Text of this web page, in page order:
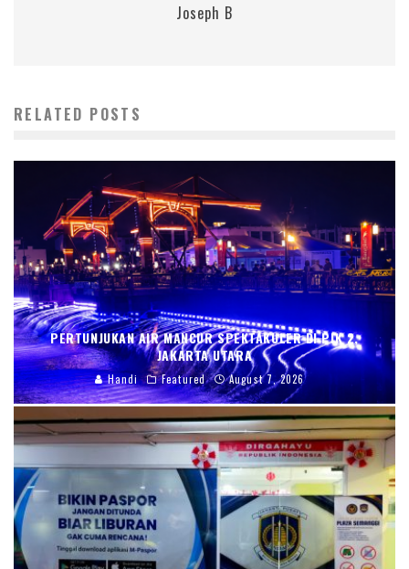
Joseph B
RELATED POSTS
PERTUNJUKAN AIR MANCUR SPEKTAKULER DI PIK 2,
JAKARTA UTARA
Handi Featured August 7, 2026